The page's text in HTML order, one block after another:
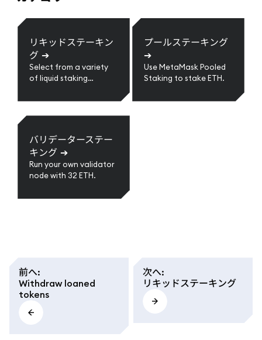
リキッドステーキン
グ ➔
Select from a variety
of liquid staking
プールステーキング
➔
Use MetaMask Pooled
Staking to stake ETH.
バリデーターステー
キング ➔
Run your own validator
node with 32 ETH.
前へ:
Withdraw loaned
tokens
次へ:
リキッドステーキング